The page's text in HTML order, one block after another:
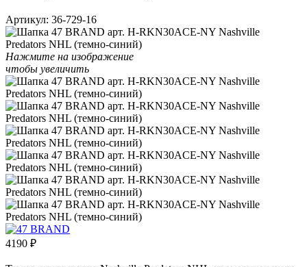
Артикул: 36-729-16
Нажмите на изображение
чтобы увеличить
4190 ₽